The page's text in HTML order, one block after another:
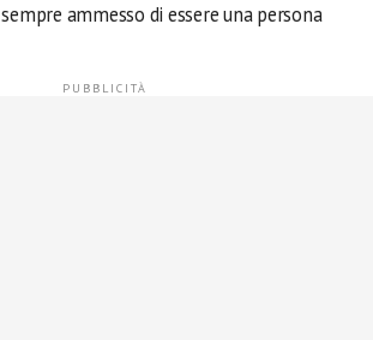
ammesso di essere una persona